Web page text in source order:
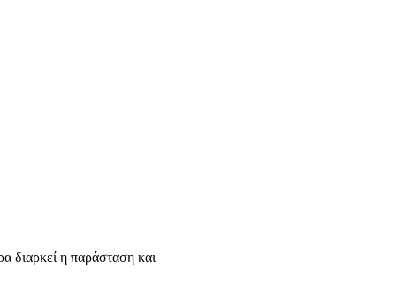
η παράσταση και